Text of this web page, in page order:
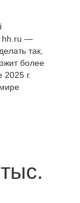
hh.ru —
так,
более
г.
тыс.